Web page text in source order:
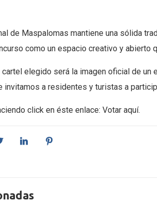
de Maspalomas mantiene una sólida
como un espacio creativo y abierto
cartel elegido será la imagen oficial de
invitamos a residentes y turistas a
click en éste enlace:Votar aquí.